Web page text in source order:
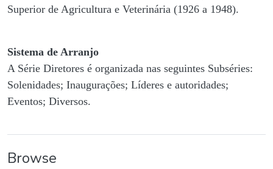
Superior de Agricultura e Veterinária (1926 a 1948).
Sistema de Arranjo
A Série Diretores é organizada nas seguintes Subséries:
Solenidades; Inaugurações; Líderes e autoridades;
Eventos; Diversos.
Browse